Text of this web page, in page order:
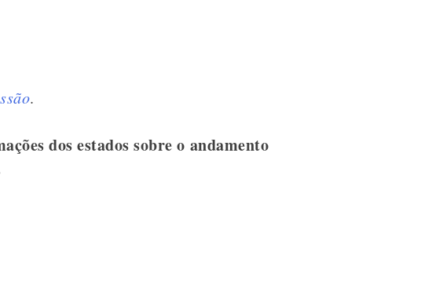
.
dos estados sobre o andamento